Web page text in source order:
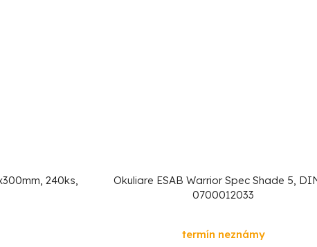
240ks,
Okuliare ESAB Warrior Spec Shade 5,
0700012033
termín neznámy